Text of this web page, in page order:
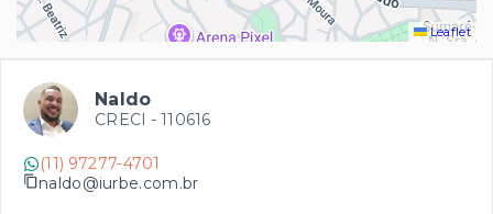
Leaflet
Naldo
CRECI - 110616
(11) 97277-4701
naldo@iurbe.com.br